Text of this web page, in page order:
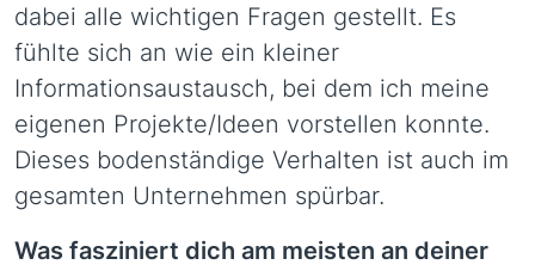
dabei alle wichtigen Fragen gestellt. Es
fühlte sich an wie ein kleiner
Informationsaustausch, bei dem ich meine
eigenen Projekte/Ideen vorstellen konnte.
Dieses bodenständige Verhalten ist auch im
gesamten Unternehmen spürbar.
Was fasziniert dich am meisten an deiner